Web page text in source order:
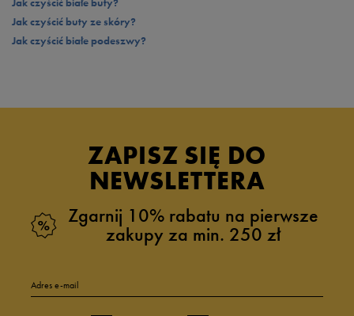
Jak czyścić buty ze skóry?
Jak czyścić białe podeszwy?
ZAPISZ SIĘ DO
NEWSLETTERA
Zgarnij 10% rabatu na pierwsze
zakupy za min. 250 zł
Adres e-mail